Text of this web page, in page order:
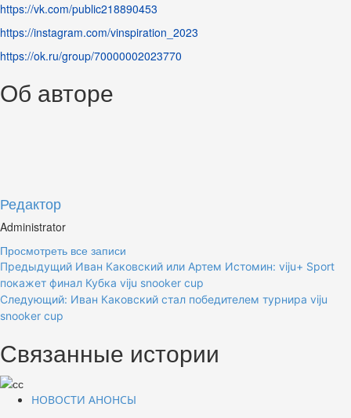
https://vk.com/public218890453
https://instagram.com/vinspiration_2023
https://ok.ru/group/70000002023770
Об авторе
Редактор
Administrator
Просмотреть все записи
Навигация
по
записям
Предыдущий Иван Каковский или Артем Истомин: viju+ Sport
покажет финал Кубка viju snooker cup
Следующий: Иван Каковский стал победителем турнира viju
snooker cup
Связанные истории
НОВОСТИ АНОНСЫ